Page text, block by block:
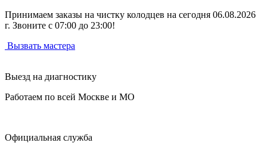
Принимаем заказы на чистку колодцев на сегодня 06.08.2026
г. Звоните с 07:00 до 23:00!
Вызвать мастера
Выезд на диагностику
Работаем по всей Москве и МО
Официальная служба